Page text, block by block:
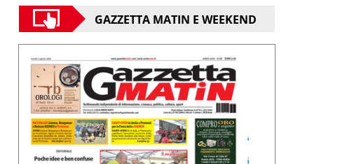
GAZZETTA MATIN E WEEKEND